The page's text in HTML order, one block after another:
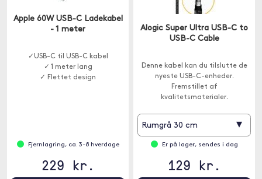
Apple 60W USB-C Ladekabel
- 1 meter
✓USB-C til USB-C kabel
✓ 1 meter lang
✓ Flettet design
Fjernlagring, ca. 3-8 hverdage
229 kr.
Alogic Super Ultra USB-C to
USB-C Cable
Denne kabel kan du tilslutte de
nyeste USB-C-enheder.
Fremstillet af
kvalitetsmaterialer.
Rumgrå 30 cm ▾
Er på lager, sendes i dag
129 kr.